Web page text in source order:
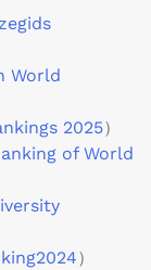
World
2025）
of World
）